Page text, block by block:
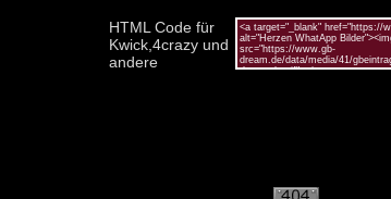
HTML Code für
Kwick,4crazy und
andere